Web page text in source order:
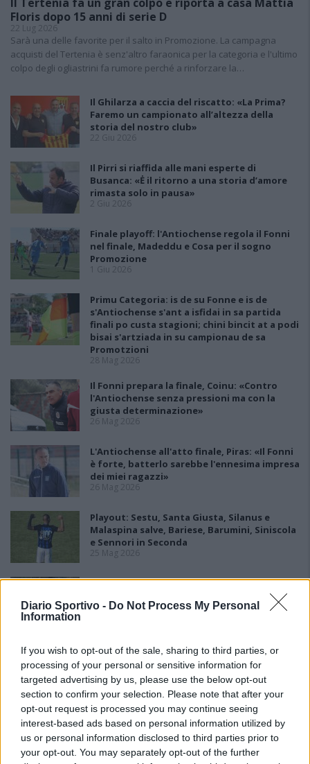
Diario Sportivo - Do Not Process My Personal
Information
If you wish to opt-out of the sale, sharing to third parties, or
processing of your personal or sensitive information for
targeted advertising by us, please use the below opt-out
section to confirm your selection. Please note that after your
opt-out request is processed you may continue seeing
interest-based ads based on personal information utilized by
us or personal information disclosed to third parties prior to
your opt-out. You may separately opt-out of the further
Floris dopo 15 anni di serie D
22 Lug 2026
Sarà una delle favorite per il salto in Promozione. La campagna
acquisti del Tertenia è senz'altro faraonica per la categoria e l'ultimo
colpo degli ogliastrini fa rumore perché a rinforzare la…
Il Ghilarza a caccia del riscatto: «La Prima?
Faremo un campionato all’altezza della
storia del nostro club»
22 Giu 2026
Il Pirri si riaffida alle mani esperte di
Busanca: «Ė il ritorno a una storia d’amore
rimasta solo in pausa»
2 Giu 2026
Finale playoff: l'Antiochense regola il Fonni
nel finale, Madeddu e Cosa per il sogno
Promozione
1 Giu 2026
Primu Categoria: is de su Fonne e is de
s'Antiochense s'ant a isfidai in sa partida
finali po custa stagioni; chini bincit at a podi
bisai s'artziada in su campionau de sa
Promotzioni
28 Mag 2026
Il Fonni prepara la finale, Coinu: «Contro
l'Antiochense senza pressioni ma con la
giusta determinazione»
26 Mag 2026
L'Antiochense all'atto finale, Piras: «Il Fonni
è forte, batterlo sarebbe l'ennesima impresa
dei miei ragazzi»
26 Mag 2026
Playout: Sestu, Santa Giusta, Silanus e
Malaspina salve, Bariese, Barumini, Siniscola
e Sennori in Seconda
25 Mag 2026
Playoff: blitz esterni per Antiochense e
25 Mag 2026